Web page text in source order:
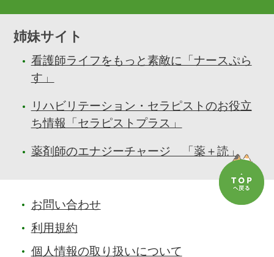
姉妹サイト
看護師ライフをもっと素敵に「ナースぷら
す」
リハビリテーション・セラピストのお役立
ち情報「セラピストプラス」
薬剤師のエナジーチャージ 「薬＋読」
お問い合わせ
利用規約
個人情報の取り扱いについて